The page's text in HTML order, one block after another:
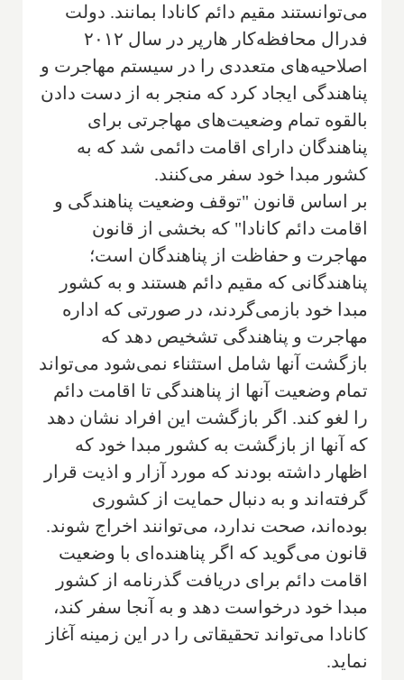
می‌توانستند مقیم دائم کانادا بمانند. دولت
فدرال محافظه‌کار هارپر در سال ۲۰۱۲
اصلاحیه‌های متعددی را در سیستم مهاجرت و
پناهندگی ایجاد کرد که منجر به از دست دادن
بالقوه تمام وضعیت‌های مهاجرتی برای
پناهندگان دارای اقامت دائمی شد که به
کشور مبدا خود سفر می‌کنند.
بر اساس قانون "توقف وضعیت پناهندگی و
اقامت دائم کانادا" که بخشی از قانون
مهاجرت و حفاظت از پناهندگان است؛
پناهندگانی که مقیم دائم هستند و به کشور
مبدا خود بازمی‌گردند، در صورتی که اداره
مهاجرت و پناهندگی تشخیص دهد که
بازگشت آنها شامل استثناء نمی‌شود می‌تواند
تمام وضعیت آنها از پناهندگی تا اقامت دائم
را لغو کند. اگر بازگشت این افراد نشان دهد
که آنها از بازگشت به کشور مبدا خود که
اظهار داشته بودند که مورد آزار و اذیت قرار
گرفته‌اند و به دنبال حمایت از کشوری
بوده‌اند، صحت ندارد، می‌توانند اخراج شوند.
قانون می‌گوید که اگر پناهنده‌ای با وضعیت
اقامت دائم برای دریافت گذرنامه از کشور
مبدا خود درخواست دهد و به آنجا سفر کند،
کانادا می‌تواند تحقیقاتی را در این زمینه آغاز
نماید.